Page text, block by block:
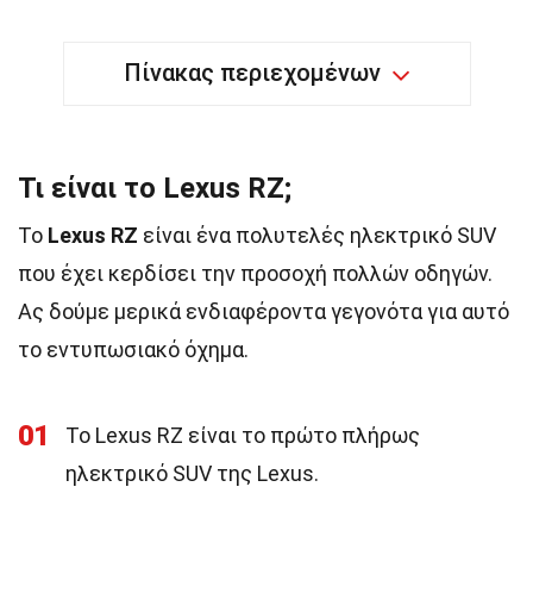
Πίνακας περιεχομένων
Τι είναι το Lexus RZ;
Το Lexus RZ είναι ένα πολυτελές ηλεκτρικό SUV
που έχει κερδίσει την προσοχή πολλών οδηγών.
Ας δούμε μερικά ενδιαφέροντα γεγονότα για αυτό
το εντυπωσιακό όχημα.
01
Το Lexus RZ είναι το πρώτο πλήρως
ηλεκτρικό SUV της Lexus.